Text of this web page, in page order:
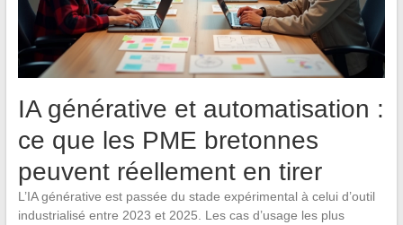
IA générative et automatisation :
ce que les PME bretonnes
peuvent réellement en tirer
L’IA générative est passée du stade expérimental à celui d’outil
industrialisé entre 2023 et 2025. Les cas d’usage les plus